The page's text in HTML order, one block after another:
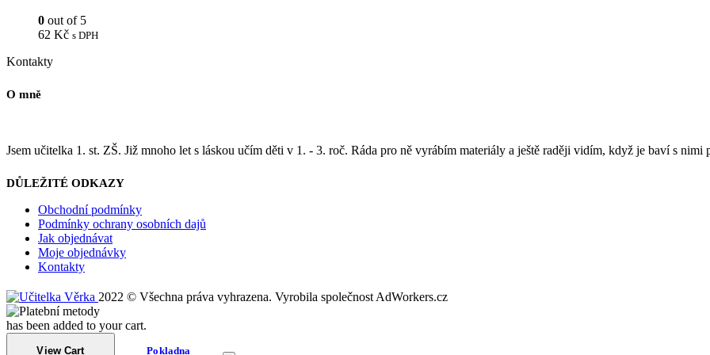
0 out of 5
62 Kč s DPH
Kontakty
O mně
Jsem učitelka 1. st. ZŠ. Již mnoho let s láskou učím děti v 1. - 3. roč. Ráda pro ně vyrábím materiály a ještě raději vidím, když je baví s nimi
DŮLEŽITÉ ODKAZY
Obchodní podmínky
Podmínky ochrany osobních dajů
Jak objednávat
Moje objednávky
Kontakty
2022 © Všechna práva vyhrazena. Vyrobila společnost AdWorkers.cz
has been added to your cart.
View Cart Pokladna